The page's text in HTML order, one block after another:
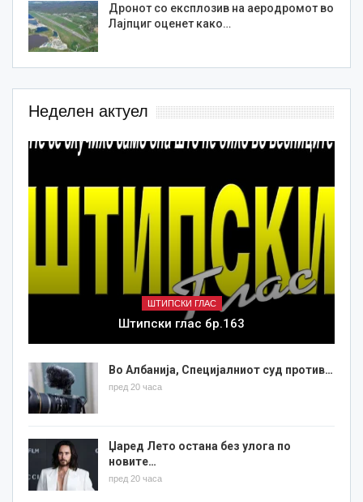
Дронот со експлозив на аеродромот во
Лајпциг оценет како…
Неделен актуел
ШТИПСКИ ГЛАС
Штипски глас бр.163
Во Албанија, Специјалниот суд против…
пред 20 часа
Џаред Лето остана без улога по
новите…
пред 20 часа